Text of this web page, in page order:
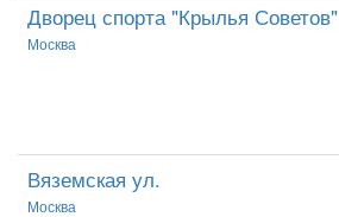
Дворец спорта "Крылья Советов"
Москва
Вяземская ул.
Москва